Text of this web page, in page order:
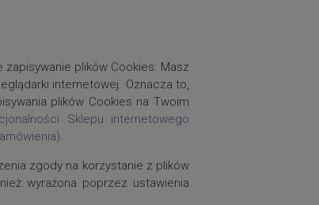
plików Cookies. Masz
internetowej. Oznacza to,
plików Cookies na Twoim
Sklepu internetowego
zgody na korzystanie z plików
wyrażona poprzez ustawienia